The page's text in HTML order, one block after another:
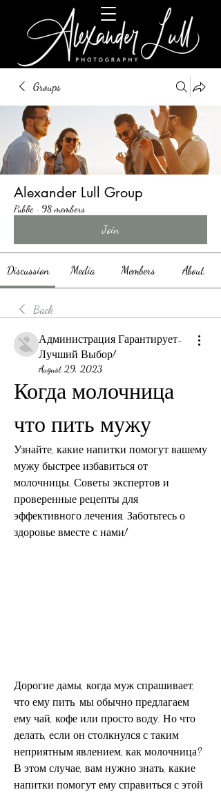
Groups
Alexander Lull Group
Public · 98 members
Join
Discussion Media Members About
Back
Администрация Гарантирует-
Лучший Выбор!
August 29, 2023
Когда молочница
что пить мужу
Узнайте, какие напитки помогут вашему
мужу быстрее избавиться от
молочницы. Советы экспертов и
проверенные рецепты для
эффективного лечения. Заботьтесь о
здоровье вместе с нами!
Дорогие дамы, когда муж спрашивает,
что ему пить, мы обычно предлагаем
ему чай, кофе или просто воду. Но что
делать, если он столкнулся с таким
неприятным явлением, как молочница?
В этом случае, вам нужно знать, какие
напитки помогут ему справиться с этой